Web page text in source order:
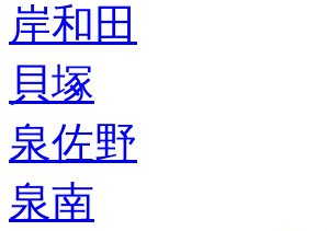
岸和田
貝塚
泉佐野
泉南